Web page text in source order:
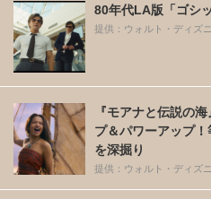
80年代LA版「ゴシ
提供：ウォルト・ディズ
『モアナと伝説の
プ＆パワーアップ
を深掘り
提供：ウォルト・ディズ